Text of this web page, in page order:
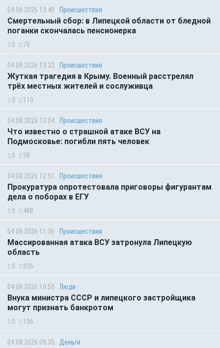
04.08.2026 13:48 Происшествия
Смертельный сбор: в Липецкой области от бледной
поганки скончалась пенсионерка
0 78
04.08.2026 13:32 Происшествия
Жуткая трагедия в Крыму. Военный расстрелял
трёх местных жителей и сослуживца
0 110
04.08.2026 13:04 Происшествия
Что известно о страшной атаке ВСУ на
Подмосковье: погибли пять человек
0 98
04.08.2026 12:51 Происшествия
Прокуратура опротестовала приговоры фигурантам
дела о поборах в ЕГУ
0 488
04.08.2026 11:36 Происшествия
Массированная атака ВСУ затронула Липецкую
область
0 826
04.08.2026 10:50 Люди
Внука министра СССР и липецкого застройщика
могут признать банкротом
0 106
04.08.2026 09:35 Деньги